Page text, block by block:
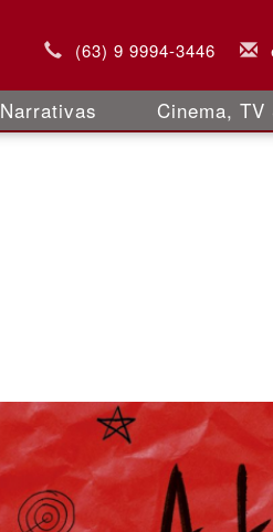
(63) 9 9994-3446
Narrativas Cinema,